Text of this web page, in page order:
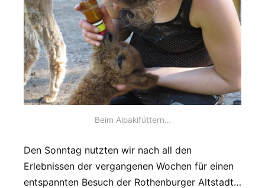
Beim Alpakifüttern…
Den Sonntag nutzten wir nach all den
Erlebnissen der vergangenen Wochen für einen
entspannten Besuch der Rothenburger Altstadt…